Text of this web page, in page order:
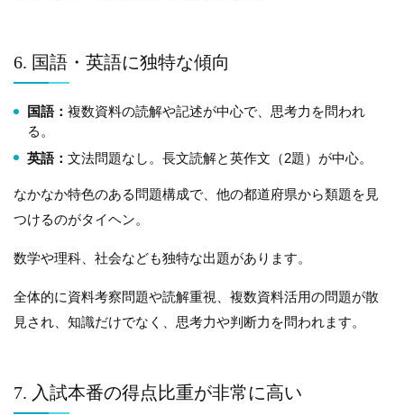
6. 国語・英語に独特な傾向
国語： 複数資料の読解や記述が中心で、思考力を問われ
る。
英語： 文法問題なし。長文読解と英作文（2題）が中心。
なかなか特色のある問題構成で、他の都道府県から類題を見
つけるのがタイヘン。
数学や理科、社会なども独特な出題があります。
全体的に資料考察問題や読解重視、複数資料活用の問題が散
見され、知識だけでなく、思考力や判断力を問われます。
7. 入試本番の得点比重が非常に高い